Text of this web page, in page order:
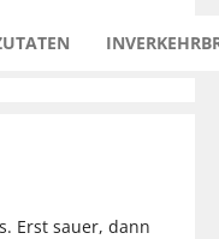
Erst sauer, dann